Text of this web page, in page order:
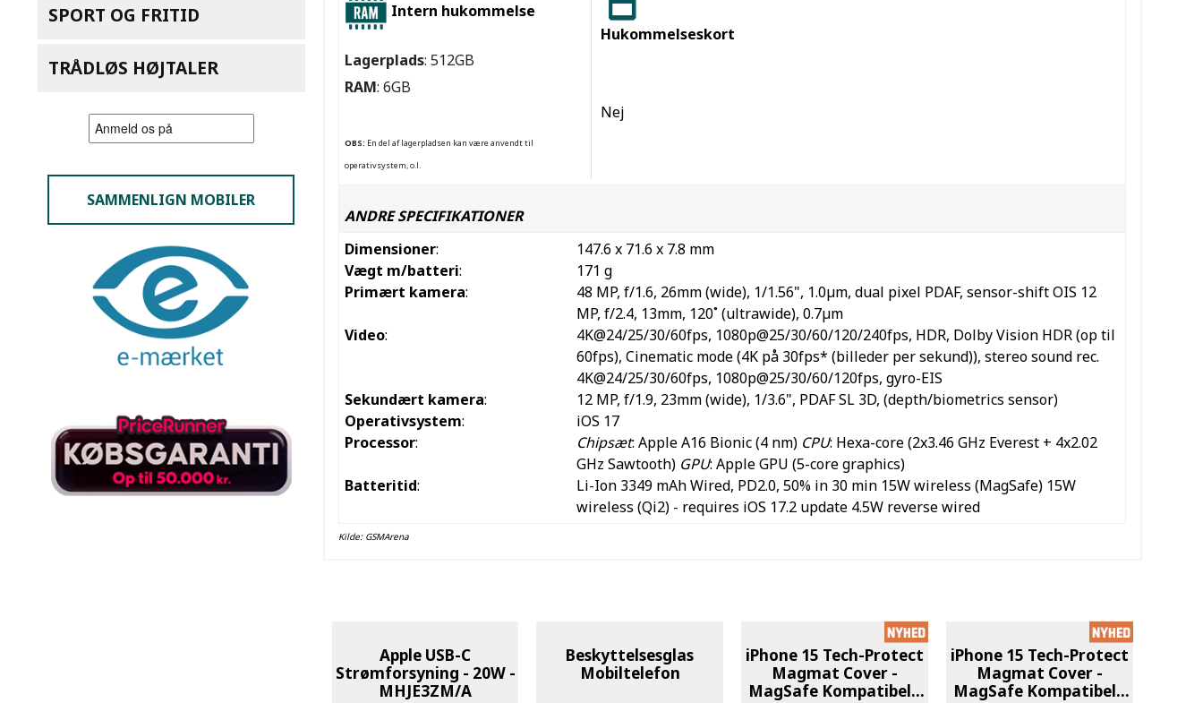
SPORT OG FRITID
TRÅDLØS HØJTALER
SAMMENLIGN MOBILER
Intern hukommelse
Hukommelseskort
Lagerplads: 512GB
RAM: 6GB
OBS: En del af lagerpladsen kan være anvendt til
operativsystem, o.l.
Nej
ANDRE SPECIFIKATIONER
Dimensioner:
147.6 x 71.6 x 7.8 mm
Vægt m/batteri:
171 g
Primært kamera: 48 MP, f/1.6, 26mm (wide), 1/1.56", 1.0µm, dual pixel PDAF, sensor-shift OIS 12
MP, f/2.4, 13mm, 120˚ (ultrawide), 0.7µm
Video:
4K@24/25/30/60fps, 1080p@25/30/60/120/240fps, HDR, Dolby Vision HDR (op til
60fps), Cinematic mode (4K på 30fps* (billeder per sekund)), stereo sound rec.
4K@24/25/30/60fps, 1080p@25/30/60/120fps, gyro-EIS
Sekundært kamera: 12 MP, f/1.9, 23mm (wide), 1/3.6", PDAFSL 3D, (depth/biometrics sensor)
Operativsystem:
iOS 17
Processor: Chipsæt: Apple A16 Bionic (4 nm) CPU: Hexa-core (2x3.46 GHz Everest + 4x2.02
GHz Sawtooth) GPU: Apple GPU (5-core graphics)
Batteritid: Li-Ion 3349 mAhWired, PD2.0, 50% in 30 min15W wireless (MagSafe)15W
wireless (Qi2) - requires iOS 17.2 update4.5W reverse wired
Kilde: GSMArena
Apple USB-C
Strømforsyning - 20W -
MHJE3ZM/A
Beskyttelsesglas
Mobiltelefon
iPhone 15 Tech-Protect
Magmat Cover -
MagSafe Kompatibel -
iPhone 15 Tech-Protect
Magmat Cover -
MagSafe Kompatibel -